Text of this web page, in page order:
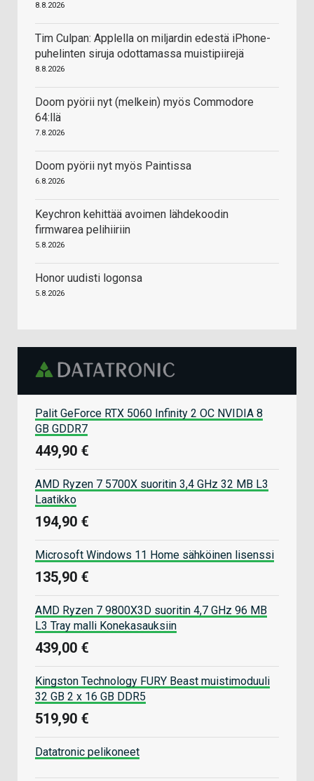
8.8.2026
Tim Culpan: Applella on miljardin edestä iPhone-
puhelinten siruja odottamassa muistipiirejä
8.8.2026
Doom pyörii nyt (melkein) myös Commodore
64:llä
7.8.2026
Doom pyörii nyt myös Paintissa
6.8.2026
Keychron kehittää avoimen lähdekoodin
firmwarea pelihiiriin
5.8.2026
Honor uudisti logonsa
5.8.2026
Palit GeForce RTX 5060 Infinity 2 OC NVIDIA 8
GB GDDR7
449,90 €
AMD Ryzen 7 5700X suoritin 3,4 GHz 32 MB L3
Laatikko
194,90 €
Microsoft Windows 11 Home sähköinen lisenssi
135,90 €
AMD Ryzen 7 9800X3D suoritin 4,7 GHz 96 MB
L3 Tray malli Konekasauksiin
439,00 €
Kingston Technology FURY Beast muistimoduuli
32 GB 2 x 16 GB DDR5
519,90 €
Datatronic pelikoneet